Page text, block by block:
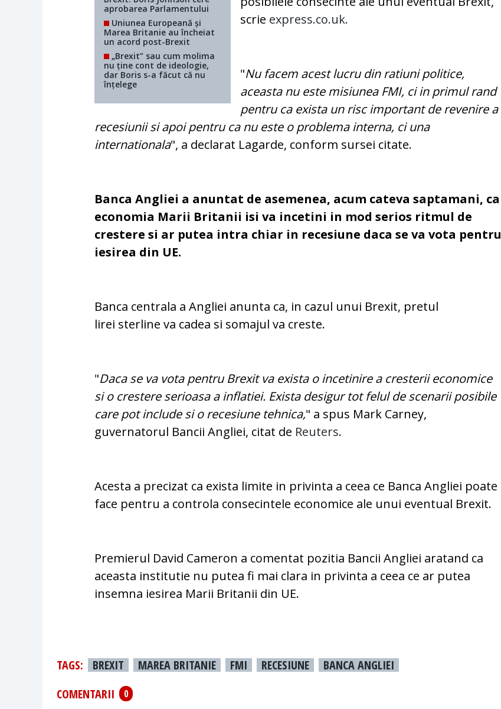
aprobarea Parlamentului
Uniunea Europeană și
Marea Britanie au încheiat
un acord post-Brexit
„Brexit” sau cum molima
nu ține cont de ideologie,
dar Boris s-a făcut că nu
înțelege
scrie express.co.uk.
"Nu facem acest lucru din ratiuni politice,
aceasta nu este misiunea FMI, ci in primul rand
pentru ca exista un risc important de revenire a
recesiunii si apoi pentru ca nu este o problema interna, ci una
internationala", a declarat Lagarde, conform sursei citate.
Banca Angliei a anuntat de asemenea, acum cateva saptamani, ca
economia Marii Britanii isi va incetini in mod serios ritmul de
crestere si ar putea intra chiar in recesiune daca se va vota pentru
iesirea din UE.
Banca centrala a Angliei anunta ca, in cazul unui Brexit, pretul
lirei sterline va cadea si somajul va creste.
"Daca se va vota pentru Brexit va exista o incetinire a cresterii economice
si o crestere serioasa a inflatiei. Exista desigur tot felul de scenarii posibile
care pot include si o recesiune tehnica," a spus Mark Carney,
guvernatorul Bancii Angliei, citat de Reuters.
Acesta a precizat ca exista limite in privinta a ceea ce Banca Angliei poate
face pentru a controla consecintele economice ale unui eventual Brexit.
Premierul David Cameron a comentat pozitia Bancii Angliei aratand ca
aceasta institutie nu putea fi mai clara in privinta a ceea ce ar putea
insemna iesirea Marii Britanii din UE.
TAGS: BREXIT MAREA BRITANIE FMI RECESIUNE
BANCA ANGLIEI
COMENTARII
0